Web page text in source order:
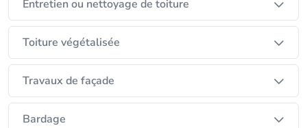
Entretien ou nettoyage de toiture
Toiture végétalisée
Travaux de façade
Bardage